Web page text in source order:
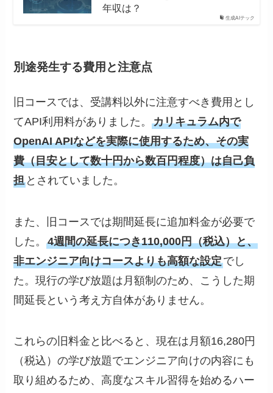
生成AIテック
年収は？
別途発生する費用と注意点
旧コースでは、受講料以外に注意すべき費用とし
てAPI利用料がありました。カリキュラム内で
OpenAI APIなどを実際に使用するため、その実
費（目安として数十円から数百円程度）は自己負
担 とされていました。
また、旧コースでは期間延長に追加料金が必要で
した。4週間の延長につき110,000円（税込）と、
非エンジニア向けコースよりも高額な設定でし
た。現行の学び放題は月額制のため、こうした期
間延長という考え方自体がありません。
これらの旧料金と比べると、現在は月額16,280円
（税込）の学び放題でエンジニア向けの内容にも
取り組めるため、高度なスキル習得を始めるハー